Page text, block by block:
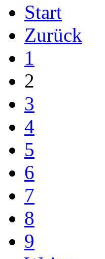
Start
Zurück
1
2
3
4
5
6
7
8
9